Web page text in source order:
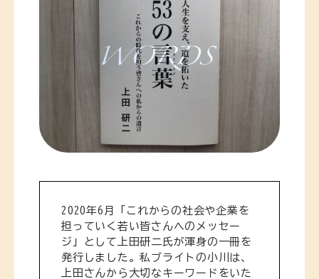
2020年6月「これからの社会や企業を
担っていく若い皆さんへのメッセー
ジ」として上田研二氏が渾身の一冊を
発行しました。私ブライトの小川は、
上田さんから大切なキーワードをいた